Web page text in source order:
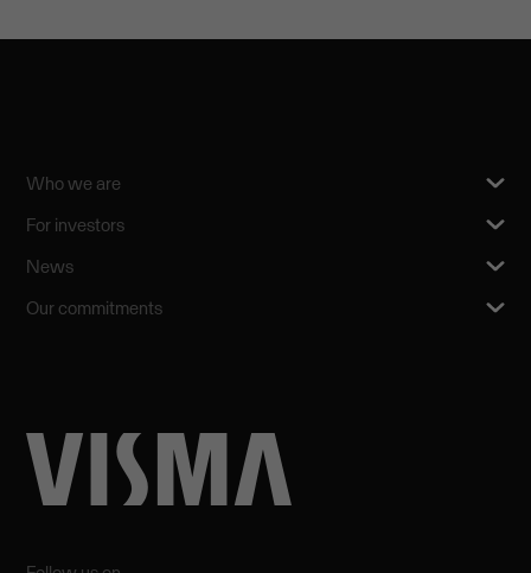
Who we are
For investors
News
Our commitments